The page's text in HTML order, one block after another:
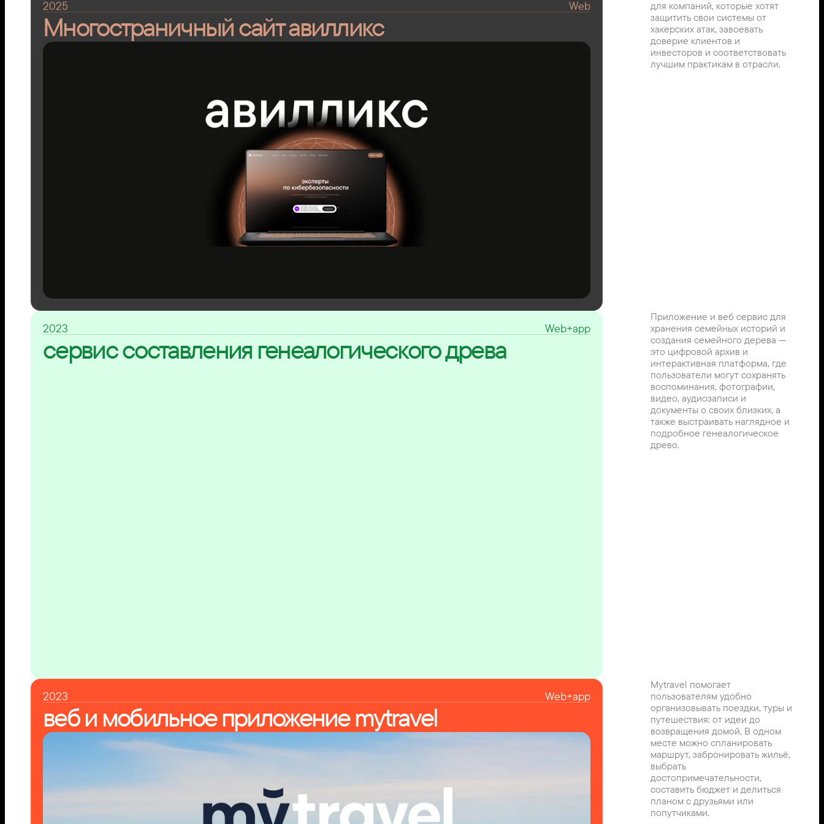
2025 Web
Многостраничный сайт авилликс
для компаний, которые хотят
защитить свои системы от
хакерских атак, завоевать
доверие клиентов и
инвесторов и соответствовать
лучшим практикам в отрасли.
2023 Web+app
сервис составления генеалогического древа
Приложение и веб сервис для
хранения семейных историй и
создания семейного дерева —
это цифровой архив и
интерактивная платформа, где
пользователи могут сохранять
воспоминания, фотографии,
видео, аудиозаписи и
документы о своих близких, а
также выстраивать наглядное и
подробное генеалогическое
древо.
2023 Web+app
веб и мобильное приложение mytravel
Mytravel помогает
пользователям удобно
организовывать поездки, туры и
путешествия: от идеи до
возвращения домой. В одном
месте можно спланировать
маршрут, забронировать жильё,
выбрать
достопримечательности,
составить бюджет и делиться
планом с друзьями или
попутчиками.